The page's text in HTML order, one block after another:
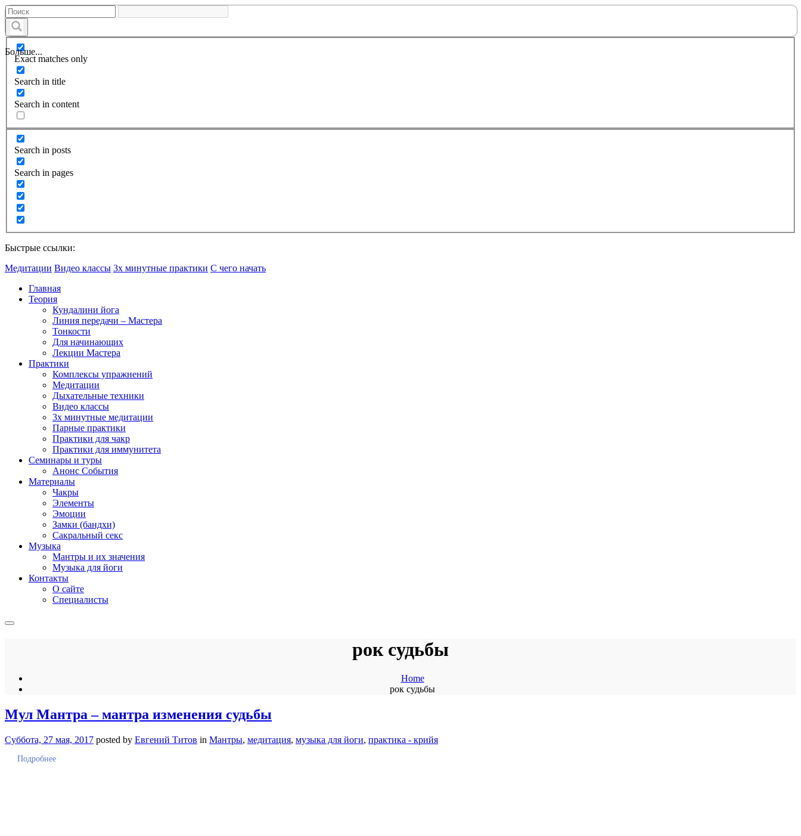
Больше...
Exact matches only
Search in title
Search in content
Search in posts
Search in pages
Быстрые ссылки:
Медитации Видео классы 3х минутные практики С чего начать
Главная
Теория
Кундалини йога
Линия передачи – Мастера
Тонкости
Для начинающих
Лекции Мастера
Практики
Комплексы упражнений
Медитации
Дыхательные техники
Видео классы
3х минутные медитации
Парные практики
Практики для чакр
Практики для иммунитета
Семинары и туры
Анонс События
Материалы
Чакры
Элементы
Эмоции
Замки (бандхи)
Сакральный секс
Музыка
Мантры и их значения
Музыка для йоги
Контакты
О сайте
Специалисты
рок судьбы
Home
рок судьбы
Мул Мантра – мантра изменения судьбы
Суббота, 27 мая, 2017 posted by Евгений Титов in Мантры, медитация, музыка для йоги, практика - крийя
Подробнее